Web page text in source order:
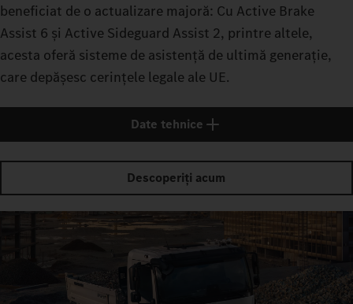
beneficiat de o actualizare majoră: Cu Active Brake
Assist 6 și Active Sideguard Assist 2, printre altele,
acesta oferă sisteme de asistență de ultimă generație,
care depășesc cerințele legale ale UE.
Date tehnice
Descoperiți acum